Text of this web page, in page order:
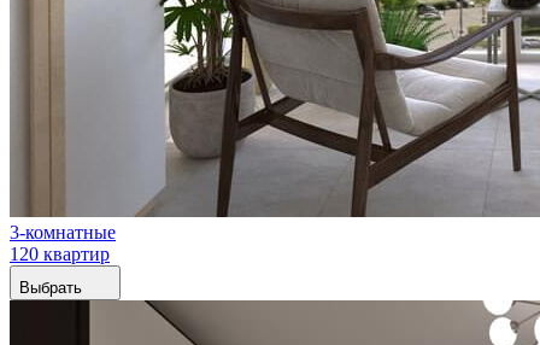
3-комнатные
120 квартир
Выбрать